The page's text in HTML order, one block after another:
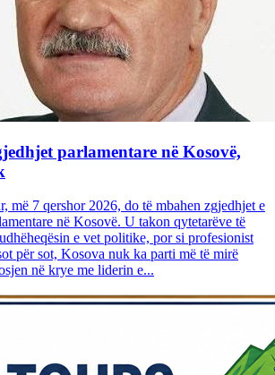
parlamentare në Kosovë,
më 7 qershor 2026, do të mbahen zgjedhjet e
në Kosovë. U takon qytetarëve të
e vet politike, por si profesionist
për sot, Kosova nuk ka parti më të mirë
në krye me liderin e...